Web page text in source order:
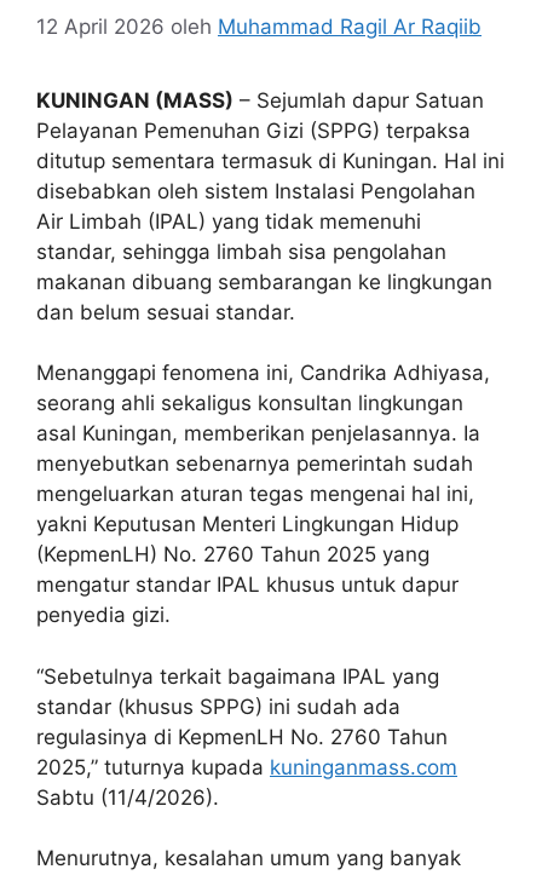
12 April 2026 oleh Muhammad Ragil Ar Raqiib
KUNINGAN (MASS) – Sejumlah dapur Satuan
Pelayanan Pemenuhan Gizi (SPPG) terpaksa
ditutup sementara termasuk di Kuningan. Hal ini
disebabkan oleh sistem Instalasi Pengolahan
Air Limbah (IPAL) yang tidak memenuhi
standar, sehingga limbah sisa pengolahan
makanan dibuang sembarangan ke lingkungan
dan belum sesuai standar.
Menanggapi fenomena ini, Candrika Adhiyasa,
seorang ahli sekaligus konsultan lingkungan
asal Kuningan, memberikan penjelasannya. Ia
menyebutkan sebenarnya pemerintah sudah
mengeluarkan aturan tegas mengenai hal ini,
yakni Keputusan Menteri Lingkungan Hidup
(KepmenLH) No. 2760 Tahun 2025 yang
mengatur standar IPAL khusus untuk dapur
penyedia gizi.
“Sebetulnya terkait bagaimana IPAL yang
standar (khusus SPPG) ini sudah ada
regulasinya di KepmenLH No. 2760 Tahun
2025,” tuturnya kupada kuninganmass.com
Sabtu (11/4/2026).
Menurutnya, kesalahan umum yang banyak